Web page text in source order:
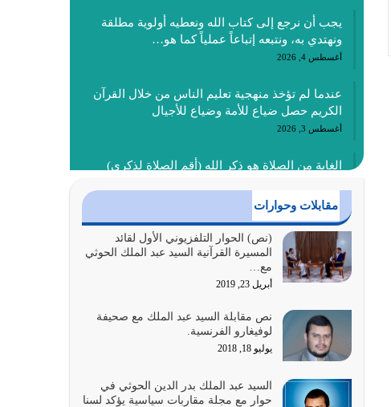
يجب أن نرجع إلى كتاب الله ونعطيه أولوية مطلقة
ونهتدي به، ونتبعه إتباعاً عملياً كما هو…
أغسطس 4, 2026
عندما لم تؤخذ منهجية تعليم الناس من خلال القرآن
الكريم حصل ضياع للأمة وضياع للأجيال
أغسطس 3, 2026
الغاية من الصلاة هو ذكر الله (أقم الصلاة لذكري)
أغسطس 2, 2026
السبب الرئيسي لشقاء الأمة الابتعاد عن كتاب الله
والتعدي لحدود الله بالإضافات للدين
أغسطس 1, 2026
أبرز أسباب الشقاء هو الإعراض عن ذكر الله وعن هدى
الله المتمثل في القرآن الكريم
يوليو 31, 2026
أولياء الشيطان كلما كانوا أكثر ولاءً وطاعة للشيطان
كلما كانوا أكثر ضعفاً
مقابلات وحوارات
(نص) الحوار التلفزيوني الأول لقائد
المسيرة القرآنية السيد عبد الملك الحوثي
مع…
أبريل 23, 2019
نص مقابلة السيد عبد الملك مع صحيفة
لوفيغارو الفرنسية.
يوليو 18, 2018
السيد عبد الملك بدر الدين الحوثي في
حوار مع مجلة مقاربات سياسية يؤكد لسنا